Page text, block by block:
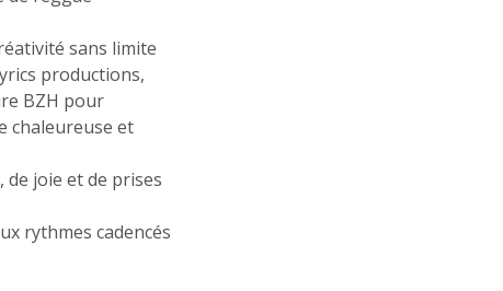
sans limite
productions,
BZH pour
chaleureuse et
de joie et de prises
rythmes cadencés